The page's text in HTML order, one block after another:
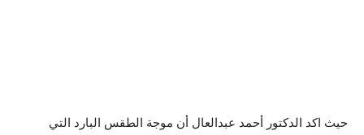
حيث اكد الدكتور أحمد عبدالعال أن موجة الطقس البارد التي